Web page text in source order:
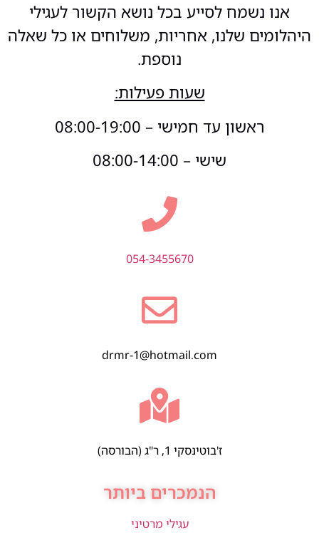
אנו נשמח לסייע בכל נושא הקשור לעגילי
היהלומים שלנו, אחריות, משלוחים או כל שאלה
נוספת.
שעות פעילות:
ראשון עד חמישי – 08:00-19:00
שישי – 08:00-14:00
054-3455670
drmr-1@hotmail.com
ז'בוטינסקי 1, ר"ג (הבורסה)
הנמכרים ביותר
עגילי מרטיני